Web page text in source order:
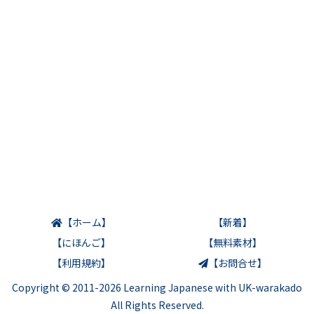
【ホーム】
【新着】
【にほんご】
【無料素材】
【利用規約】
【お問合せ】
Copyright © 2011-2026 Learning Japanese with UK-warakado
All Rights Reserved.